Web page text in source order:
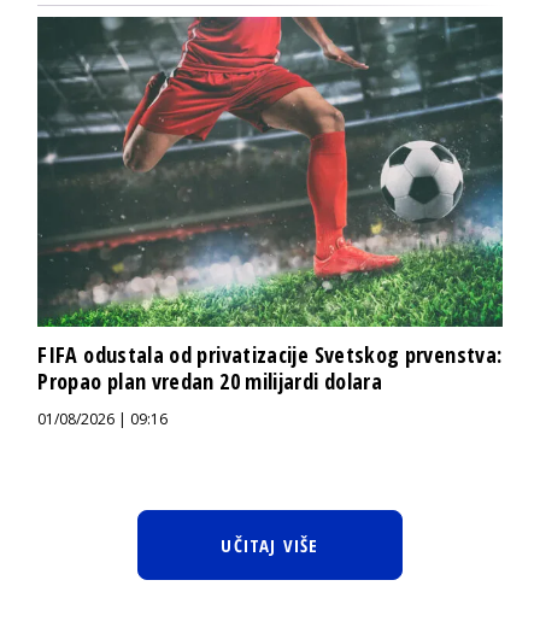
FIFA odustala od privatizacije Svetskog prvenstva:
Propao plan vredan 20 milijardi dolara
01/08/2026 | 09:16
UČITAJ VIŠE